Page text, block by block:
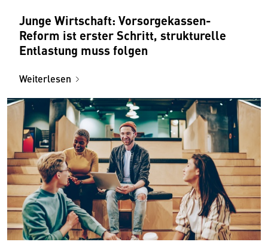
Junge Wirtschaft: Vorsorgekassen-
Reform ist erster Schritt, strukturelle
Entlastung muss folgen
Weiterlesen